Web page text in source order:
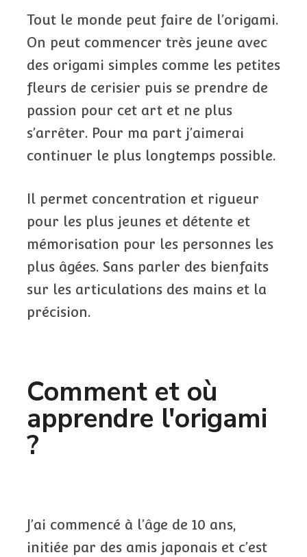
Tout le monde peut faire de l’origami.
On peut commencer très jeune avec
des origami simples comme les petites
fleurs de cerisier puis se prendre de
passion pour cet art et ne plus
s’arrêter. Pour ma part j’aimerai
continuer le plus longtemps possible.
Il permet concentration et rigueur
pour les plus jeunes et détente et
mémorisation pour les personnes les
plus âgées. Sans parler des bienfaits
sur les articulations des mains et la
précision.
Comment et où
apprendre l'origami
?
J’ai commencé à l’âge de 10 ans,
initiée par des amis japonais et c’est